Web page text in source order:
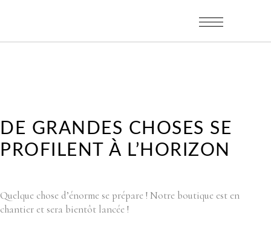
DE GRANDES CHOSES SE
PROFILENT À L’HORIZON
Quelque chose d’énorme se prépare ! Notre boutique est en
chantier et sera bientôt lancée !